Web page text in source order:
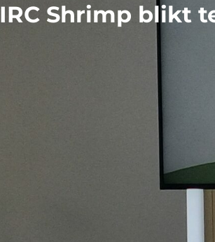
IRC Shrimp blikt